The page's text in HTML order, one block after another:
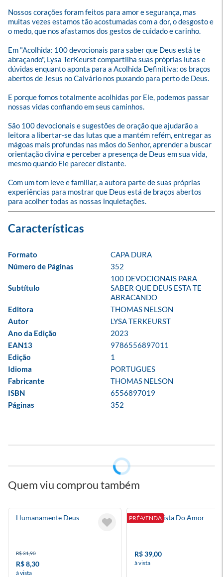
Nossos corações foram feitos para amor e segurança, mas
muitas vezes estamos tão acostumadas com a dor, o desgosto e
o medo, que nos afastamos dos gestos de cuidado e carinho.
Em "Acolhida: 100 devocionais para saber que Deus está te
abraçando", Lysa TerKeurst compartilha suas próprias lutas e
dúvidas enquanto aponta para a Acolhida Definitiva: os braços
abertos de Jesus no Calvário nos puxando para perto de Deus.
E porque fomos totalmente acolhidas por Ele, podemos passar
nossas vidas confiando em seus caminhos.
São 100 devocionais e sugestões de oração que ajudarão a
leitora a libertar-se das lutas que a mantém refém, entregar as
mágoas mais profundas nas mãos do Senhor, aprender a buscar
orientação divina e perceber a presença de Deus em sua vida,
mesmo quando Ele parecer distante.
Com um tom leve e familiar, a autora parte de suas próprias
experiências para mostrar que Deus está de braços abertos
para acolher todas as nossas inquietações.
Formato
CAPA DURA
Número de Páginas
352
Subtítulo
100 DEVOCIONAIS PARA
SABER QUE DEUS ESTA TE
ABRACANDO
Editora
THOMAS NELSON
Autor
LYSA TERKEURST
Ano da Edição
2023
EAN13
9786556897011
Edição
1
Idioma
PORTUGUES
Fabricante
THOMAS NELSON
ISBN
6556897019
Páginas
352
Quem viu comprou também
Humanamente Deus
R$ 31,90
R$ 8,30
à vista
PRÉ-VENDA
A Catequista Do Amor
R$ 39,00
à vista